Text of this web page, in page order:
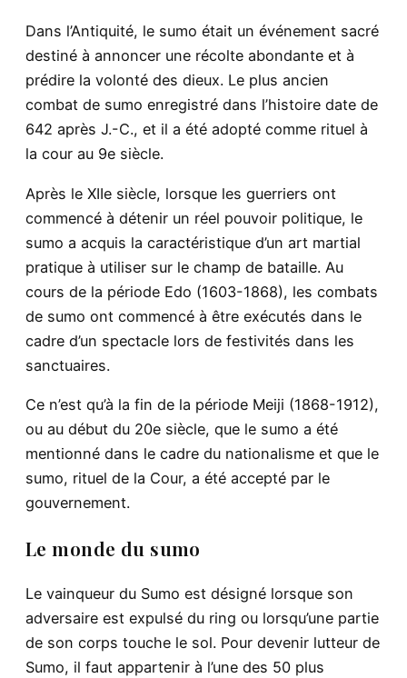
Dans l’Antiquité, le sumo était un événement sacré
destiné à annoncer une récolte abondante et à
prédire la volonté des dieux. Le plus ancien
combat de sumo enregistré dans l’histoire date de
642 après J.-C., et il a été adopté comme rituel à
la cour au 9e siècle.
Après le XIIe siècle, lorsque les guerriers ont
commencé à détenir un réel pouvoir politique, le
sumo a acquis la caractéristique d’un art martial
pratique à utiliser sur le champ de bataille. Au
cours de la période Edo (1603-1868), les combats
de sumo ont commencé à être exécutés dans le
cadre d’un spectacle lors de festivités dans les
sanctuaires.
Ce n’est qu’à la fin de la période Meiji (1868-1912),
ou au début du 20e siècle, que le sumo a été
mentionné dans le cadre du nationalisme et que le
sumo, rituel de la Cour, a été accepté par le
gouvernement.
Le monde du sumo
Le vainqueur du Sumo est désigné lorsque son
adversaire est expulsé du ring ou lorsqu’une partie
de son corps touche le sol. Pour devenir lutteur de
Sumo, il faut appartenir à l’une des 50 plus